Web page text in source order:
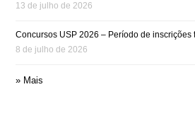
13 de julho de 2026
Concursos USP 2026 – Período de inscrições
8 de julho de 2026
» Mais